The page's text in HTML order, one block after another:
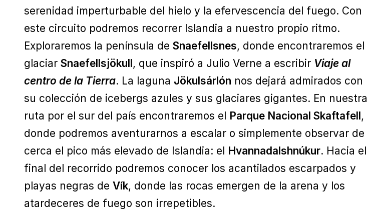
serenidad imperturbable del hielo y la efervescencia del fuego. Con
este circuito podremos recorrer Islandia a nuestro propio ritmo.
Exploraremos la península de Snaefellsnes, donde encontraremos el
glaciar Snaefellsjökull, que inspiró a Julio Verne a escribir Viaje al
centro de la Tierra. La laguna Jökulsárlón nos dejará admirados con
su colección de icebergs azules y sus glaciares gigantes. En nuestra
ruta por el sur del país encontraremos el Parque Nacional Skaftafell,
donde podremos aventurarnos a escalar o simplemente observar de
cerca el pico más elevado de Islandia: el Hvannadalshnúkur. Hacia el
final del recorrido podremos conocer los acantilados escarpados y
playas negras de Vík, donde las rocas emergen de la arena y los
atardeceres de fuego son irrepetibles.